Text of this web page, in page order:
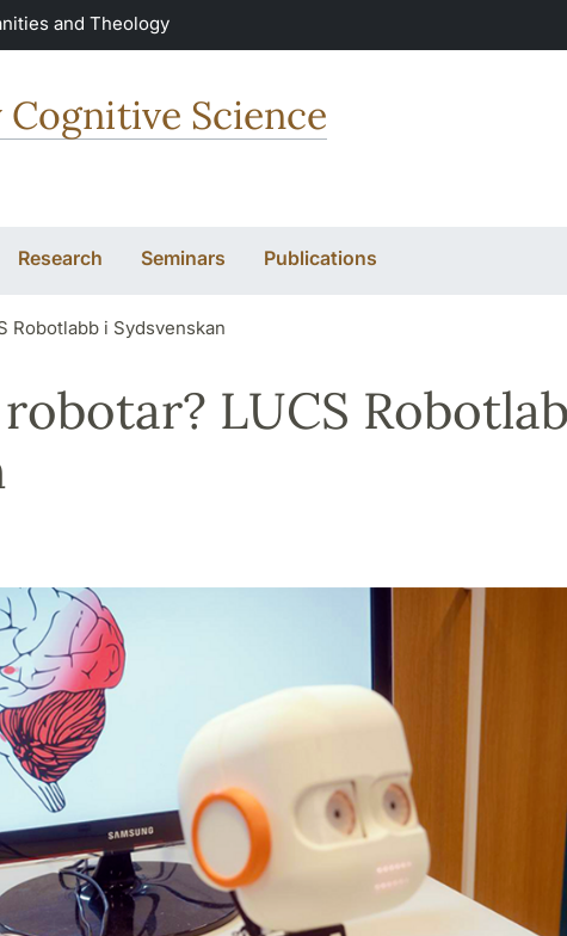
and Theology
Science
Research Seminars Publications
Robotlabb i Sydsvenskan
LUCS